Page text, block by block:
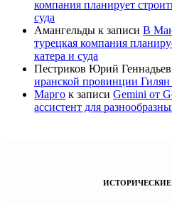
компания планирует
суда
Амангельды к записи В
турецкая компания
катера и суда
Пестриков Юрий
иранской провинции Гилян
Марго к записи Gemini от
ассистент для